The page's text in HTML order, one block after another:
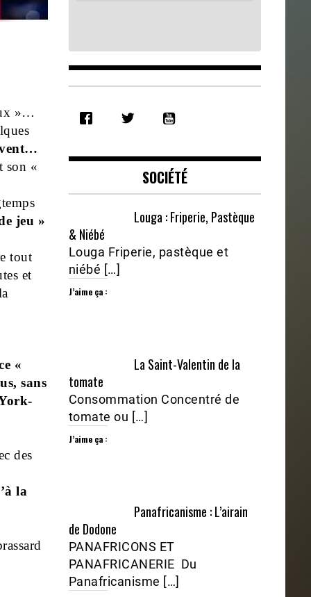
»…
son «
jeu »
tout
et
«
sans
des
la
RSS FEED
EMBED
SOCIÉTÉ
Louga : Friperie, Pastèque
& Niébé
Louga Friperie, pastèque et
niébé […]
J’aime ça :
La Saint-Valentin de la
tomate
Consommation Concentré de
tomate ou […]
J’aime ça :
Panafricanisme : L’airain
de Dodone
PANAFRICONS ET
PANAFRICANERIE Du
Panafricanisme […]